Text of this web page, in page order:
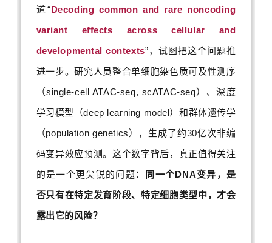
道“Decoding common and rare noncoding
variant effects across cellular and
developmental contexts”，试图把这个问题推
进一步。研究人员整合单细胞染色质可及性测序
（single-cell ATAC-seq, scATAC-seq）、深度
学习模型（deep learning model）和群体遗传学
（population genetics），生成了约30亿次非编
码变异效应预测。这个数字背后，真正值得关注
的是一个更尖锐的问题：
同一个DNA变异，是
否只有在特定发育阶段、特定细胞类型中，才会
露出它的风险？